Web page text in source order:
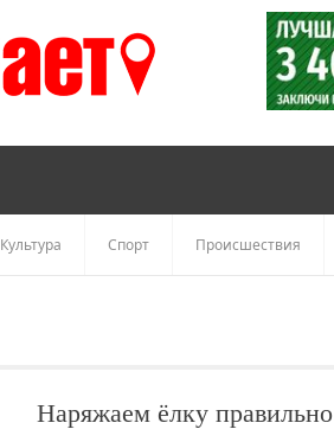
Культура Спорт Происшествия
Наряжаем ёлку правильно